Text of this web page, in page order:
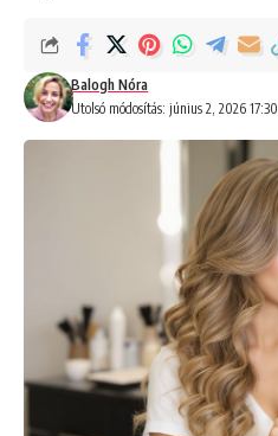
Utolsó módosítás: június 2, 2026 17:30
Balogh Nóra